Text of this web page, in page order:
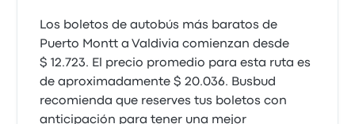
Los boletos de autobús más baratos de
Puerto Montt a Valdivia comienzan desde
$ 12.723. El precio promedio para esta ruta es
de aproximadamente $ 20.036. Busbud
recomienda que reserves tus boletos con
anticipación para tener una mejor